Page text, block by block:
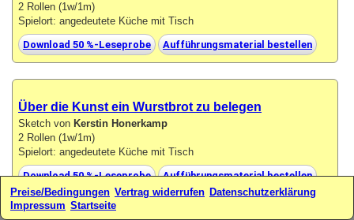
2 Rollen (1w/1m)
Spielort: angedeutete Küche mit Tisch
Download 50 %-Leseprobe
Aufführungsmaterial bestellen
Über die Kunst ein Wurstbrot zu belegen
Sketch von Kerstin Honerkamp
2 Rollen (1w/1m)
Spielort: angedeutete Küche mit Tisch
Download 50 %-Leseprobe
Aufführungsmaterial bestellen
Preise/Bedingungen Vertrag widerrufen Datenschutzerklärung
Impressum Startseite